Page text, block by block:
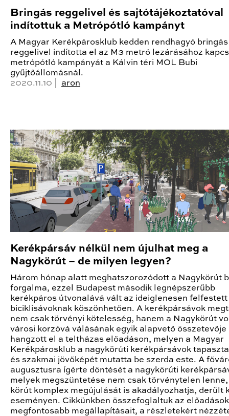
Bringás reggelivel és sajtótájékoztatóval
indítottuk a Metrópótló kampányt
A Magyar Kerékpárosklub kedden rendhagyó bringás
reggelivel indította el az M3 metró lezárásához
metrópótló kampányát a Kálvin téri MOL Bubi
gyűjtőállomásnál.
2020.11.10 | aron
Kerékpársáv nélkül nem újulhat meg a
Nagykörút – de milyen legyen?
Három hónap alatt meghatszorozódott a Nagykörút
forgalma, ezzel Budapest második legnépszerűbb
kerékpáros útvonalává vált az ideiglenesen felfestett
biciklisávoknak köszönhetően. A kerékpársávok
nem csak törvényi kötelesség, hanem a Nagykörút
városi korzóvá válásának egyik alapvető összetevője
hangzott el a teltházas előadáson, melyen a Magyar
Kerékpárosklub a nagykörúti kerékpársávok
és szakmai jövőképét mutatta be szerda este. A
augusztusra ígérte döntését a nagykörúti
melyek megszüntetése nem csak törvénytelen lenne,
körút komplex megújulását is akadályozhatja, derült
eseményen. Cikkünkben összefoglaltuk az előadások
megfontosabb megállapításait, a részletekért